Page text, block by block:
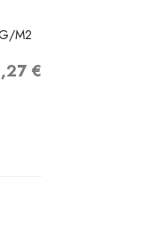
M2
€